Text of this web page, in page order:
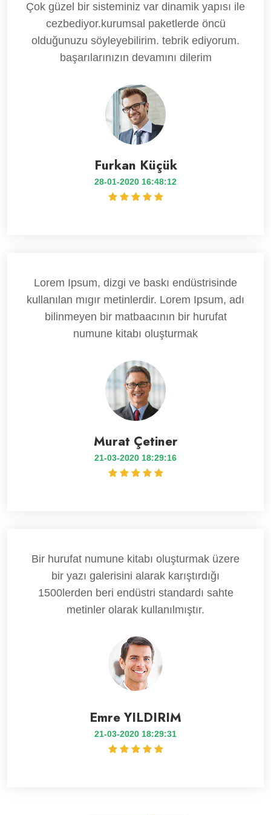
Çok güzel bir sisteminiz var dinamik yapısı ile
cezbediyor.kurumsal paketlerde öncü
olduğunuzu söyleyebilirim. tebrik ediyorum.
başarılarınızın devamını dilerim
Furkan Küçük
28-01-2020 16:48:12
Lorem Ipsum, dizgi ve baskı endüstrisinde
kullanılan mıgır metinlerdir. Lorem Ipsum, adı
bilinmeyen bir matbaacının bir hurufat
numune kitabı oluşturmak
Murat Çetiner
21-03-2020 18:29:16
Bir hurufat numune kitabı oluşturmak üzere
bir yazı galerisini alarak karıştırdığı
1500lerden beri endüstri standardı sahte
metinler olarak kullanılmıştır.
Emre YILDIRIM
21-03-2020 18:29:31